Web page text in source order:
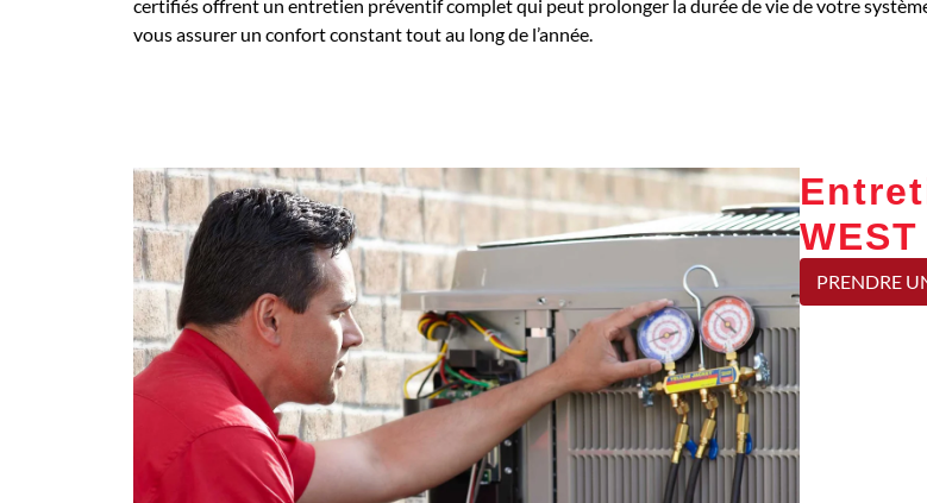
certifiés offrent un entretien préventif complet qui peut prolonger la durée de vie de votre
vous assurer un confort constant tout au long de l’année.
PRENDRE